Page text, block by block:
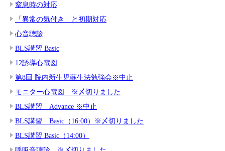
窒息時の対応
「異常の気付き」と初期対応
心音聴診
BLS講習 Basic
12誘導心電図
第8回 院内新生児蘇生法勉強会※中止
モニター心電図 ※〆切りました
BLS講習 Advance ※中止
BLS講習 Basic（16:00）※〆切りました
BLS講習 Basic（14:00）